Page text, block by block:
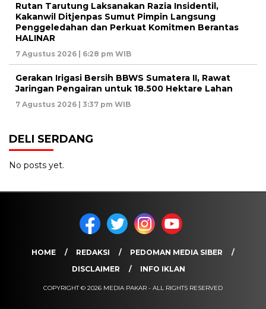
Rutan Tarutung Laksanakan Razia Insidentil,
Kakanwil Ditjenpas Sumut Pimpin Langsung
Penggeledahan dan Perkuat Komitmen Berantas
HALINAR
7 Agustus 2026 | 6:28 pm WIB
Gerakan Irigasi Bersih BBWS Sumatera II, Rawat
Jaringan Pengairan untuk 18.500 Hektare Lahan
7 Agustus 2026 | 3:37 pm WIB
DELI SERDANG
No posts yet.
HOME REDAKSI
PEDOMAN MEDIA SIBER
DISCLAIMER
INFO IKLAN
COPYRIGHT © 2026 MEDIA PAKAR - ALL RIGHTS RESERVED